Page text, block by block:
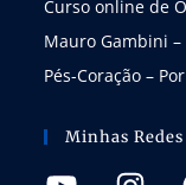
Curso online de
Mauro Gambini
Pés-Coração –
Minhas